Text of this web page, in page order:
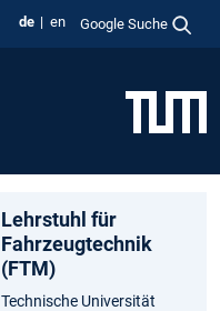
de en Google Suche
Lehrstuhl für
Fahrzeugtechnik
(FTM)
Technische Universität